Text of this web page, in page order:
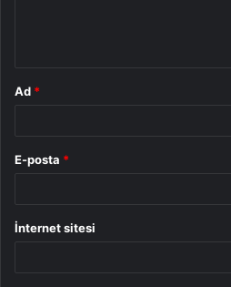
Ad *
E-posta *
İnternet sitesi